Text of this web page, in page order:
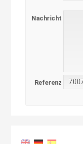
Nachricht
Referenz